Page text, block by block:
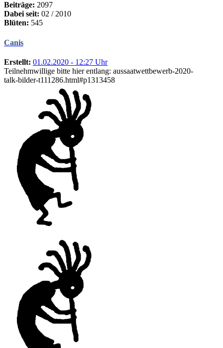
Beiträge: 2097
Dabei seit: 02 / 2010
Blüten: 545
Canis
Erstellt: 01.02.2020 - 12:27 Uhr
Teilnehmwillige bitte hier entlang: aussaatwettbewerb-2020-
talk-bilder-t111286.html#p1313458